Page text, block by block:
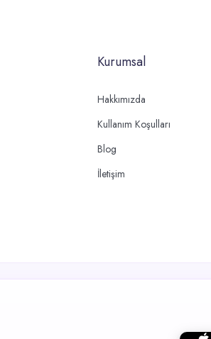
Kurumsal
Hakkımızda
Kullanım Koşulları
Blog
İletişim